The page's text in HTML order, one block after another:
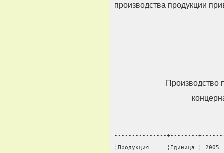
производства продукции
Производство
---------------+--------
¦Продукция     ¦Единица ¦